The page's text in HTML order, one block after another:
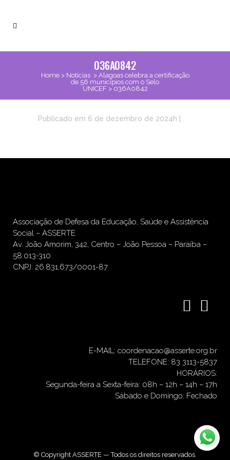
036A0842
Home> Notícias > Alagoas celebra a certificação
de 56 municípios com o Selo
UNICEF > 036A0842
Publicado em 6 de dezembro de 2024h
Associação de Defesa da Educação, Saúde e Assistência
Social – ASSERTE
Av. João Amorim, 342, Centro – João Pessoa – Paraíba –
58.013-310
CNPJ: 26.831.673/0001-87
E-MAIL: coordenacao@asserte.org.br
TELEFONE: 83 3113-5837
HORÁRIOS:
Segunda-feira a Sexta-feira: 08h – 12h – 14h – 17h
Sábado e Domingo: Fechado
© Copyright ASSERTE — Todos os direitos reservados.